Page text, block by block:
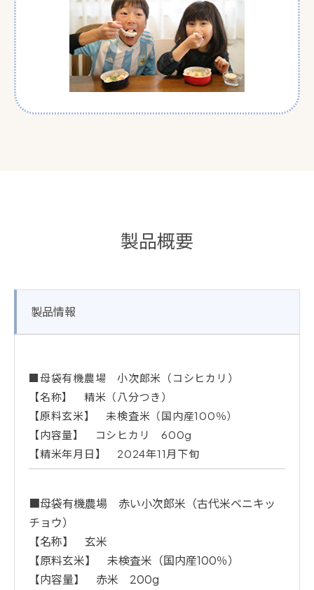
製品概要
製品情報
■母袋有機農場 小次郎米（コシヒカリ）
【名称】 精米（八分つき）
【原料玄米】 未検査米（国内産100％）
【内容量】 コシヒカリ 600g
【精米年月日】 2024年11月下旬
■母袋有機農場 赤い小次郎米（古代米ベニキッ
チョウ）
【名称】 玄米
【原料玄米】 未検査米（国内産100％）
【内容量】 赤米 200g